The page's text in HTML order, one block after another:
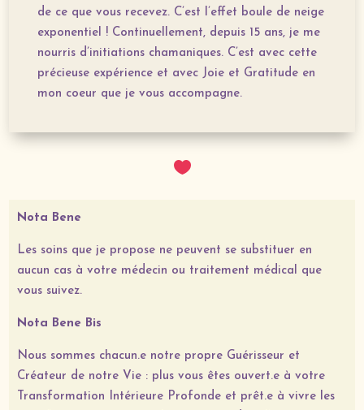
de ce que vous recevez. C’est l’effet boule de neige
exponentiel ! Continuellement, depuis 15 ans, je me
nourris d’initiations chamaniques. C’est avec cette
précieuse expérience et avec Joie et Gratitude en
mon coeur que je vous accompagne.

Nota Bene
Les soins que je propose ne peuvent se substituer en
aucun cas à votre médecin ou traitement médical que
vous suivez.
Nota Bene Bis
Nous sommes chacun.e notre propre Guérisseur et
Créateur de notre Vie : plus vous êtes ouvert.e à votre
Transformation Intérieure Profonde et prêt.e à vivre les